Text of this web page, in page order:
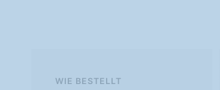
WIE BESTELLT